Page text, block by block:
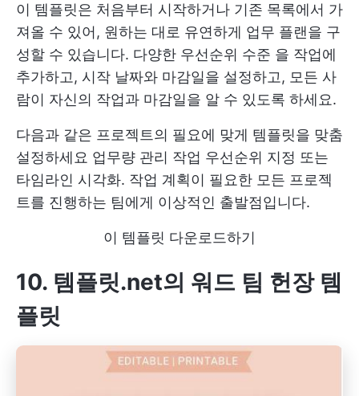
이 템플릿은 처음부터 시작하거나 기존 목록에서 가
져올 수 있어, 원하는 대로 유연하게 업무 플랜을 구
성할 수 있습니다. 다양한 우선순위 수준 을 작업에
추가하고, 시작 날짜와 마감일을 설정하고, 모든 사
람이 자신의 작업과 마감일을 알 수 있도록 하세요.
다음과 같은 프로젝트의 필요에 맞게 템플릿을 맞춤
설정하세요 업무량 관리 작업 우선순위 지정 또는
타임라인 시각화. 작업 계획이 필요한 모든 프로젝
트를 진행하는 팀에게 이상적인 출발점입니다.
이 템플릿 다운로드하기
10. 템플릿.net의 워드 팀 헌장 템
플릿